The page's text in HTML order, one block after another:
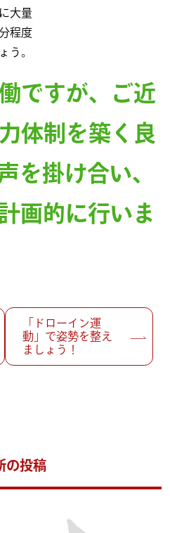
大量
程度
う。
ですが、ご近
体制を築く良
を掛け合い、
画的に行いま
「ドローイン運
動」で姿勢を整え
ましょう！
の投稿